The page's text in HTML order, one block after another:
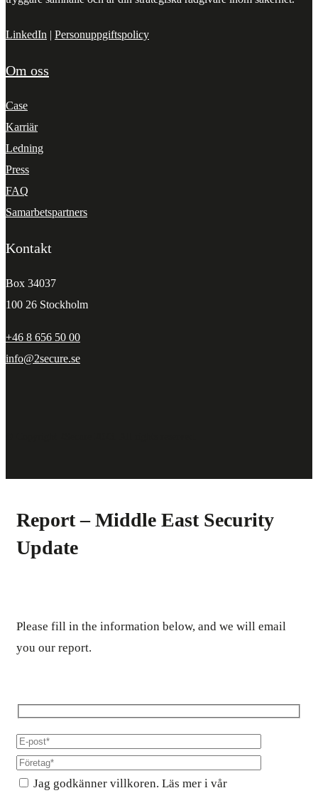
LinkedIn | Personuppgiftspolicy
Om oss
Case
Karriär
Ledning
Press
FAQ
Samarbetspartners
Kontakt
Box 34037
100 26 Stockholm
+46 8 656 50 00
info@2secure.se
Report – Middle East Security
Update
Please fill in the information below, and we will email
you our report.
Jag godkänner villkoren. Läs mer i vår